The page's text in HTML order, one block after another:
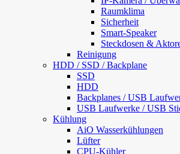
Raumklima
Sicherheit
Smart-Speaker
Steckdosen &
Reinigung
HDD / SSD / Backplane
SSD
HDD
Backplanes / USB
USB Laufwerke / USB
Kühlung
AiO Wasserkühlungen
Lüfter
CPU-Kühler